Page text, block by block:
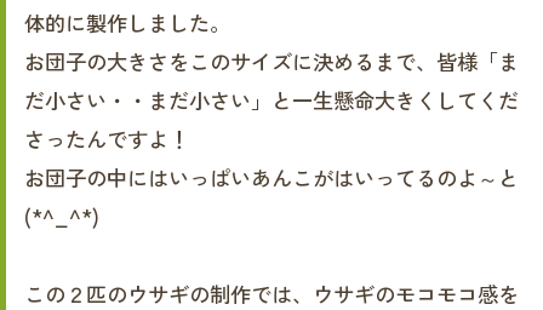
体的に製作しました。
お団子の大きさをこのサイズに決めるまで、皆様「ま
だ小さい・・まだ小さい」と一生懸命大きくしてくだ
さったんですよ！
お団子の中にはいっぱいあんこがはいってるのよ～と
(*^_^*)
この２匹のウサギの制作では、ウサギのモコモコ感を